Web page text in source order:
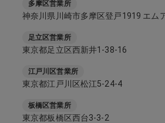
多摩区営業所
神奈川県川崎市多摩区登戸1919 エム
足立区営業所
東京都足立区西新井1-38-16
江戸川区営業所
東京都江戸川区松江5-24-4
板橋区営業所
東京都板橋区西台3-3-2